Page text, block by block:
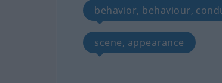
behavior, behaviour,
scene, appearance